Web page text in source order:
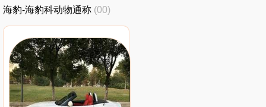
海豹-海豹科动物通称 (00)